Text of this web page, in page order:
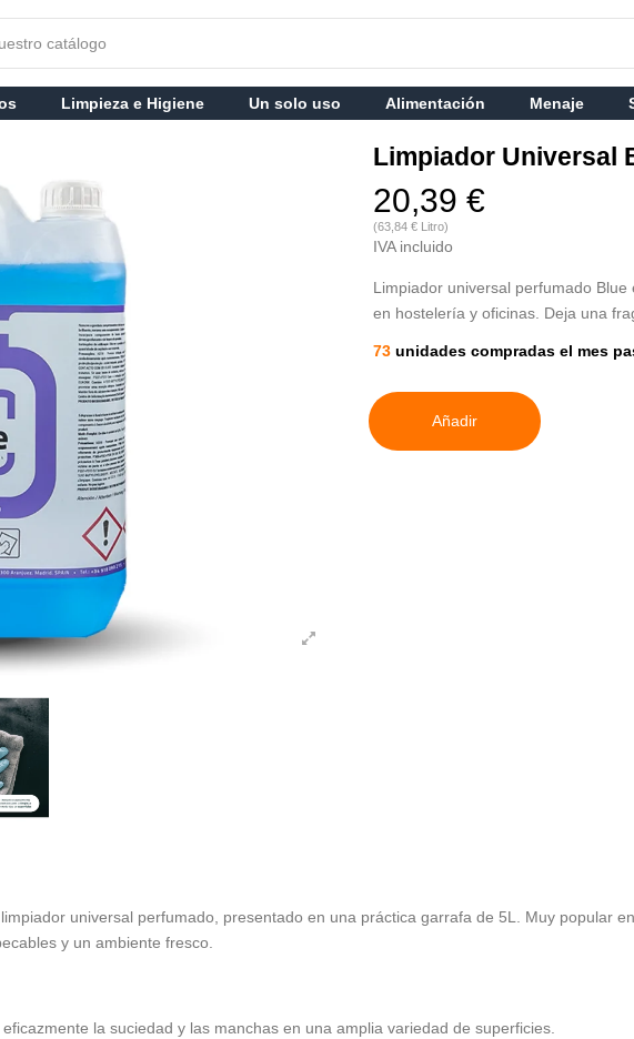
Limpieza e Higiene Un solo uso Alimentación Menaje
Limpiador Universal
20,39 €
(63,84 € Litro)
IVA incluido
Limpiador universal perfumado
en hostelería y oficinas. Deja una
73 unidades compradas el mes
Añadir
universal perfumado, presentado en una práctica garrafa de 5L. Muy popular
y un ambiente fresco.
la suciedad y las manchas en una amplia variedad de superficies.